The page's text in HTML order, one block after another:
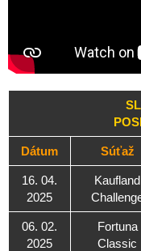
Dátum Súťaž
16. 04.
2025
Kaufland
06. 02.
2025
Fortuna
Classic